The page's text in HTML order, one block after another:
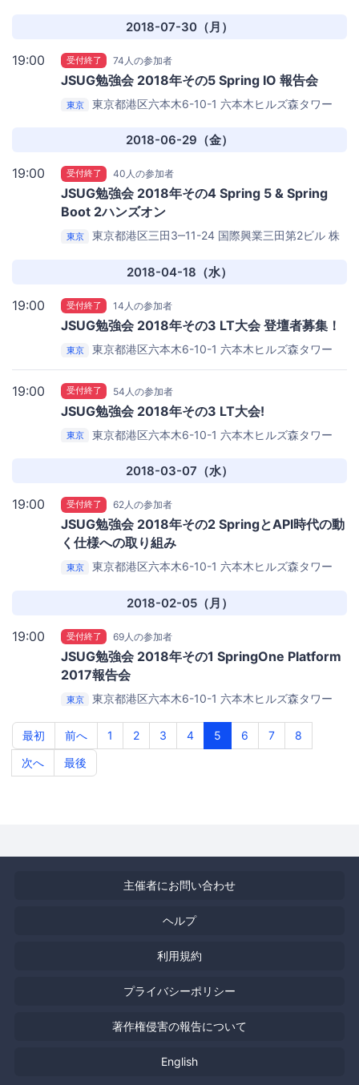
2018-07-30（月）
19:00 受付終了 74人の参加者
JSUG勉強会 2018年その5 Spring IO 報告会
東京
東京都港区六本木6-10-1 六本木ヒルズ森タワー
2018-06-29（金）
19:00 受付終了 40人の参加者
JSUG勉強会 2018年その4 Spring 5 & Spring
Boot 2ハンズオン
東京 東京都港区三田3‒11-24 国際興業三⽥第2ビル 株
2018-04-18（水）
19:00 受付終了 14人の参加者
JSUG勉強会 2018年その3 LT大会 登壇者募集！
東京
東京都港区六本木6-10-1 六本木ヒルズ森タワー
19:00 受付終了 54人の参加者
JSUG勉強会 2018年その3 LT大会!
東京
東京都港区六本木6-10-1 六本木ヒルズ森タワー
2018-03-07（水）
19:00 受付終了 62人の参加者
JSUG勉強会 2018年その2 SpringとAPI時代の動
く仕様への取り組み
東京
東京都港区六本木6-10-1 六本木ヒルズ森タワー
2018-02-05（月）
19:00 受付終了 69人の参加者
JSUG勉強会 2018年その1 SpringOne Platform
2017報告会
東京
東京都港区六本木6-10-1 六本木ヒルズ森タワー
最初
前へ 1 2 3 4 5 6 7
8
次へ
最後
主催者にお問い合わせ
ヘルプ
利用規約
プライバシーポリシー
著作権侵害の報告について
English